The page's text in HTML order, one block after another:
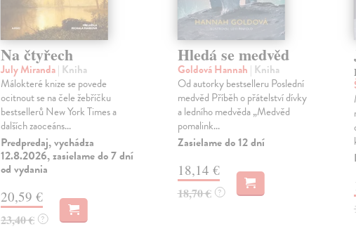
Na čtyřech
July Miranda| Kniha
Málokteré knize se povede
ocitnout se na čele žebříčku
bestsellerů New York Times a
dalších zaoceáns...
Predpredaj, vychádza
12.8.2026, zasielame do 7 dní
od vydania
20,59 €
23,40 € ?
Hledá se medvěd
Goldová Hannah | Kniha
Od autorky bestselleru Poslední
medvěd Příběh o přátelství dívky
a ledního medvěda „Medvěd
pomalink...
Zasielame do 12 dní
18,14 €
18,70 € ?